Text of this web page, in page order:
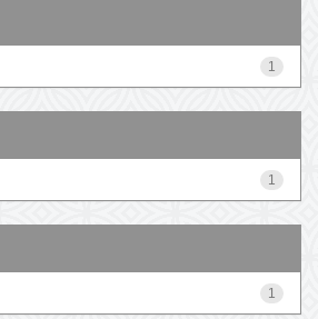
1
1
1